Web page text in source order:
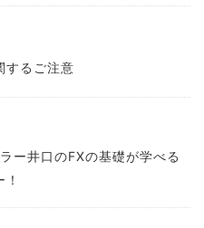
するご注意
ー井口のFXの基礎が学べる